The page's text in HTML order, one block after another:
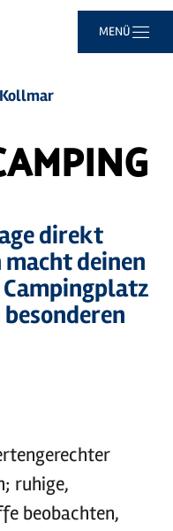
MENÜ
direkt
deinen
ruhige,
beobachten,